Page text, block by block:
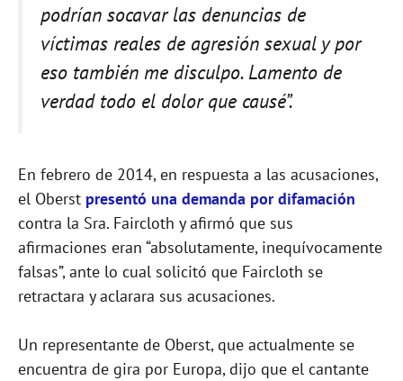
podrían socavar las denuncias de
víctimas reales de agresión sexual y por
eso también me disculpo. Lamento de
verdad todo el dolor que causé”.
En febrero de 2014, en respuesta a las acusaciones,
el Oberst presentó una demanda por difamación
contra la Sra. Faircloth y afirmó que sus
afirmaciones eran “absolutamente, inequívocamente
falsas”, ante lo cual solicitó que Faircloth se
retractara y aclarara sus acusaciones.
Un representante de Oberst, que actualmente se
encuentra de gira por Europa, dijo que el cantante